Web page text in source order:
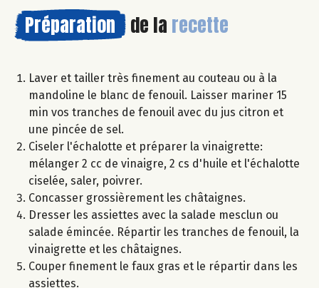
Préparation de la recette
Laver et tailler très finement au couteau ou à la
mandoline le blanc de fenouil. Laisser mariner 15
min vos tranches de fenouil avec du jus citron et
une pincée de sel.
Ciseler l'échalotte et préparer la vinaigrette:
mélanger 2 cc de vinaigre, 2 cs d'huile et l'échalotte
ciselée, saler, poivrer.
Concasser grossièrement les châtaignes.
Dresser les assiettes avec la salade mesclun ou
salade émincée. Répartir les tranches de fenouil, la
vinaigrette et les châtaignes.
Couper finement le faux gras et le répartir dans les
assiettes.